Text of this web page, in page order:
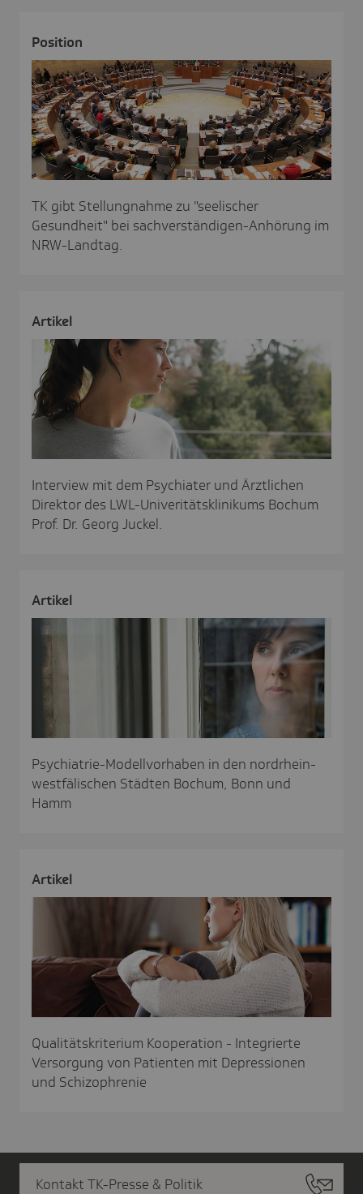
Posi­tion
TK gibt Stellungnahme zu "seelischer
Gesundheit" bei sachverständigen-Anhörung im
NRW-Landtag.
Artikel
Interview mit dem Psychiater und Ärztlichen
Direktor des LWL-Univeritätsklinikums Bochum
Prof. Dr. Georg Juckel.
Artikel
Psychiatrie-Modellvorhaben in den nordrhein-
westfälischen Städten Bochum, Bonn und
Hamm
Artikel
Qualitätskriterium Kooperation - Integrierte
Versorgung von Patienten mit Depressionen
und Schizophrenie
Kontakt TK-Presse & Politik